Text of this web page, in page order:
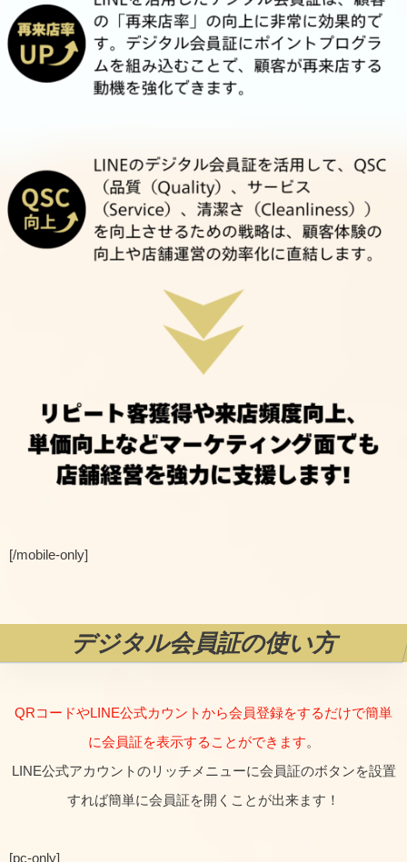
[/mobile-only]
デジタル会員証の使い方
QRコードやLINE公式カウントから会員登録をするだけで簡単
に会員証を表示することができます。
LINE公式アカウントのリッチメニューに会員証のボタンを設置
すれば簡単に会員証を開くことが出来ます！
[pc-only]